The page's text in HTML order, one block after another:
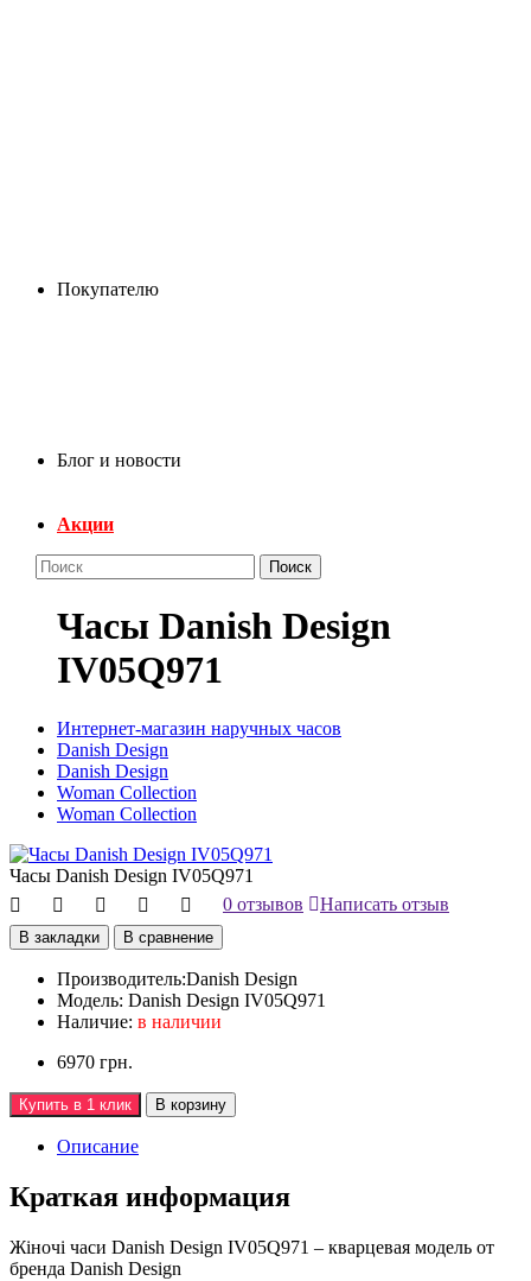
Покупателю
Блог и новости
Акции
Поиск
Часы Danish Design
IV05Q971
Интернет-магазин наручных часов
Danish Design
Danish Design
Woman Collection
Woman Collection
Часы Danish Design IV05Q971
0 отзывов
Написать отзыв
В закладки В сравнение
Производитель:Danish Design
Модель: Danish Design IV05Q971
Наличие: в наличии
6970 грн.
Купить в 1 клик В корзину
Описание
Краткая информация
Жiночi часи Danish Design IV05Q971 – кварцевая модель от
бренда Danish Design